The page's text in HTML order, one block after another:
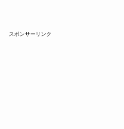
スポンサーリンク